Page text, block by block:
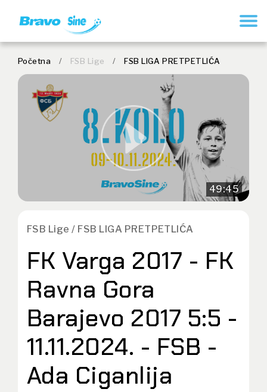
Početna / FSB Lige / FSB LIGA PRETPETLIĆA
49:45
FSB Lige / FSB LIGA PRETPETLIĆA
FK Varga 2017 - FK
Ravna Gora
Barajevo 2017 5:5 -
11.11.2024. - FSB -
Ada Ciganlija